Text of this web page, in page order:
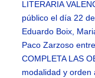
LITERARIA
público el día 22
Eduardo Boix,
Paco Zarzoso
COMPLETA LAS
modalidad y